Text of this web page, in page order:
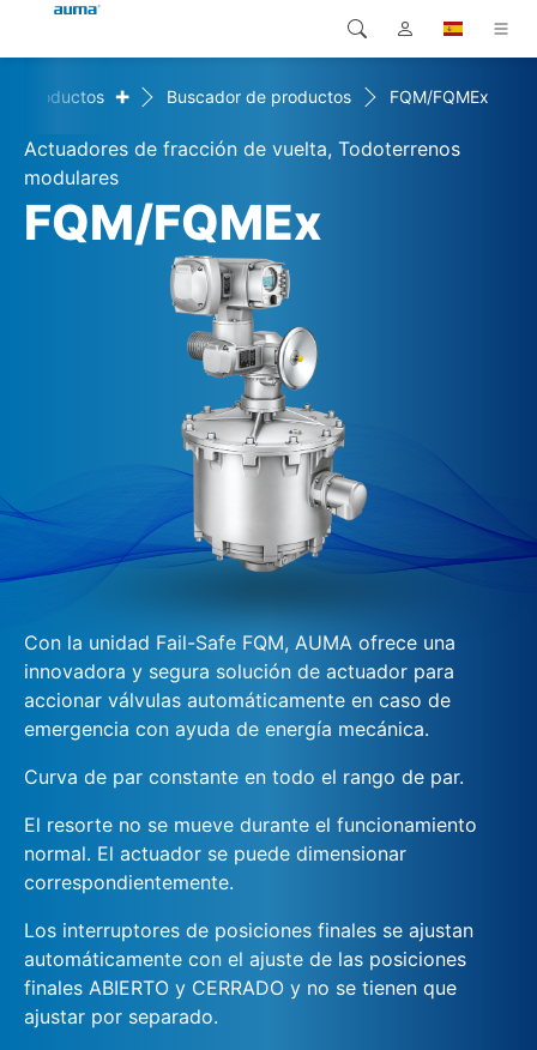
Productos
Soluciones
Descargas
Global
Europa
Asia y Pacífico
Norteamérica
Búsqueda
Productos + Buscador de productos FQM/FQMEx
Actuadores de fracción de vuelta, Todoterrenos
modulares
FQM/FQMEx
Con la unidad Fail-Safe FQM, AUMA ofrece una
innovadora y segura solución de actuador para
accionar válvulas automáticamente en caso de
emergencia con ayuda de energía mecánica.
Curva de par constante en todo el rango de par.
El resorte no se mueve durante el funcionamiento
normal. El actuador se puede dimensionar
correspondientemente.
Los interruptores de posiciones finales se ajustan
automáticamente con el ajuste de las posiciones
finales ABIERTO y CERRADO y no se tienen que
ajustar por separado.